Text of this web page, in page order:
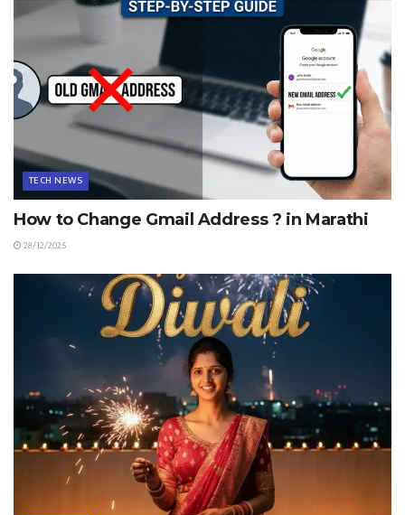
TECH NEWS
How to Change Gmail Address ? in Marathi
28/12/2025